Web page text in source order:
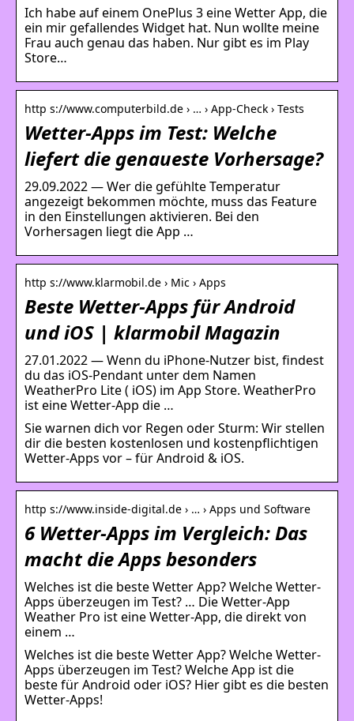
Ich habe auf einem OnePlus 3 eine Wetter App, die
ein mir gefallendes Widget hat. Nun wollte meine
Frau auch genau das haben. Nur gibt es im Play
Store…
http s://www.computerbild.de › … › App-Check › Tests
Wetter-Apps im Test: Welche
liefert die genaueste Vorhersage?
29.09.2022 — Wer die gefühlte Temperatur
angezeigt bekommen möchte, muss das Feature
in den Einstellungen aktivieren. Bei den
Vorhersagen liegt die App …
http s://www.klarmobil.de › Mic › Apps
Beste Wetter-Apps für Android
und iOS | klarmobil Magazin
27.01.2022 — Wenn du iPhone-Nutzer bist, findest
du das iOS-Pendant unter dem Namen
WeatherPro Lite ( iOS) im App Store. WeatherPro
ist eine Wetter-App die …
Sie warnen dich vor Regen oder Sturm: Wir stellen
dir die besten kostenlosen und kostenpflichtigen
Wetter-Apps vor – für Android & iOS.
http s://www.inside-digital.de › … › Apps und Software
6 Wetter-Apps im Vergleich: Das
macht die Apps besonders
Welches ist die beste Wetter App? Welche Wetter-
Apps überzeugen im Test? … Die Wetter-App
Weather Pro ist eine Wetter-App, die direkt von
einem …
Welches ist die beste Wetter App? Welche Wetter-
Apps überzeugen im Test? Welche App ist die
beste für Android oder iOS? Hier gibt es die besten
Wetter-Apps!